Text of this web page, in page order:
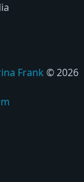
Frank © 2026